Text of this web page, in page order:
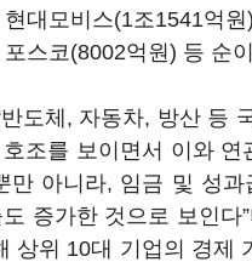
현대모비스(1조1541억원
포스코(8002억원) 등 순
반도체 , 자동차, 방산 등
조를 보이면서 이와 연
만 아니라, 임금 및 성과
증가한 것으로 보인다”
상위 10대 기업의 경제